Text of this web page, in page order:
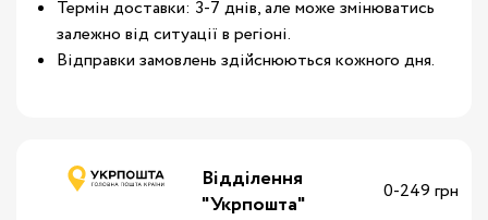
Термін доставки: 3-7 днів, але може змінюватись
залежно від ситуації в регіоні.
Відправки замовлень здійснюються кожного дня.
Відділення
"Укрпошта"
0-249 грн